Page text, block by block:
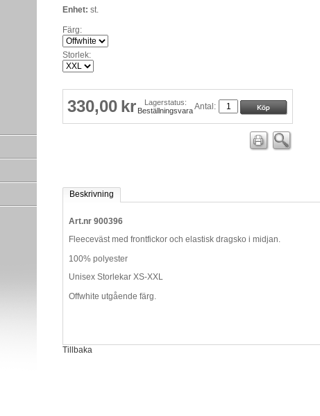
Enhet: st.
Färg:
Storlek:
330,00 kr
Lagerstatus:
BeställningsvaraAntal:
Beskrivning
Art.nr 900396
Fleeceväst med frontfickor och elastisk dragsko i midjan.
100% polyester
Unisex Storlekar XS-XXL
Offwhite utgående färg.
Tillbaka